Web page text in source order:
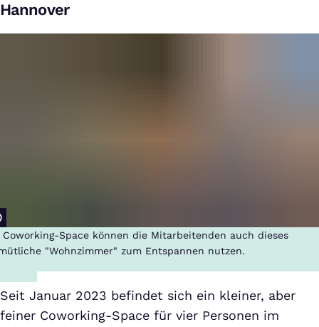
Hannover
Coworking-Space können die Mitarbeitenden auch dieses
"Wohnzimmer" zum Entspannen nutzen.
Seit Januar 2023 befindet sich ein kleiner, aber
feiner Coworking-Space für vier Personen im